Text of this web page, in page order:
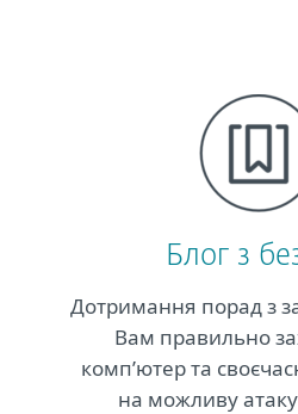
Блог з
Дотримання порад з
Вам правильно
комп’ютер та
на можливу